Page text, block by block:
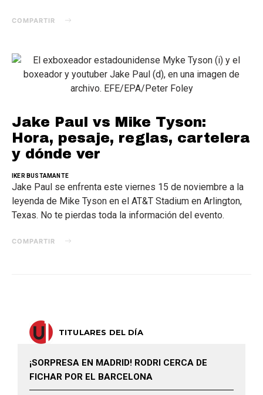
COMPARTIR
Jake Paul vs Mike Tyson:
Hora, pesaje, reglas, cartelera
y dónde ver
IKER BUSTAMANTE
Jake Paul se enfrenta este viernes 15 de noviembre a la
leyenda de Mike Tyson en el AT&T Stadium en Arlington,
Texas. No te pierdas toda la información del evento.
COMPARTIR
TITULARES DEL DÍA
¡SORPRESA EN MADRID! RODRI CERCA DE
FICHAR POR EL BARCELONA